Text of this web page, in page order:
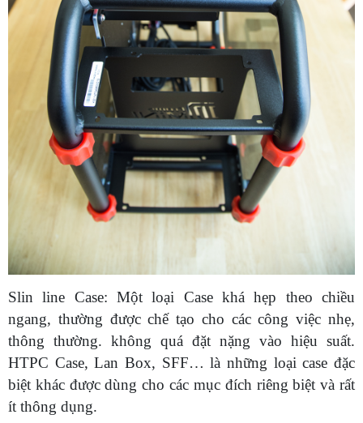
Slin line Case: Một loại Case khá hẹp theo chiều
ngang, thường được chế tạo cho các công việc nhẹ,
thông thường. không quá đặt nặng vào hiệu suất.
HTPC Case, Lan Box, SFF… là những loại case đặc
biệt khác được dùng cho các mục đích riêng biệt và rất
ít thông dụng.